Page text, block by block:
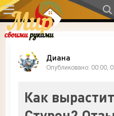
Диана
Опубликовано: 00:00,
Как